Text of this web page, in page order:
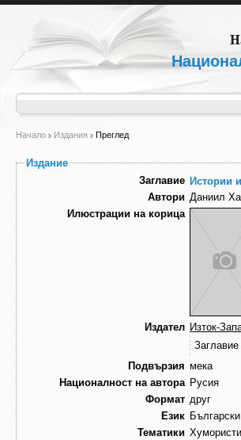
Начало Издания Преглед
Издание
Заглавие Истории
Автори Даниил
Илюстрации на корица
Издател Изток-
Подвързия мека
Националност на автора Русия
Формат друг
Език Български
Тематики